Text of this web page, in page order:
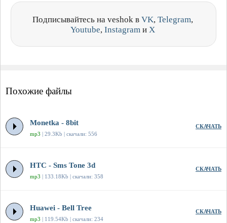
Подписывайтесь на veshok в VK, Telegram,
Youtube, Instagram и X
Похожие файлы
Monetka - 8bit
mp3 | 29.3Kb | скачали: 556
СКАЧАТЬ
HTC - Sms Tone 3d
mp3 | 133.18Kb | скачали: 358
СКАЧАТЬ
Huawei - Bell Tree
mp3 | 119.54Kb | скачали: 234
СКАЧАТЬ